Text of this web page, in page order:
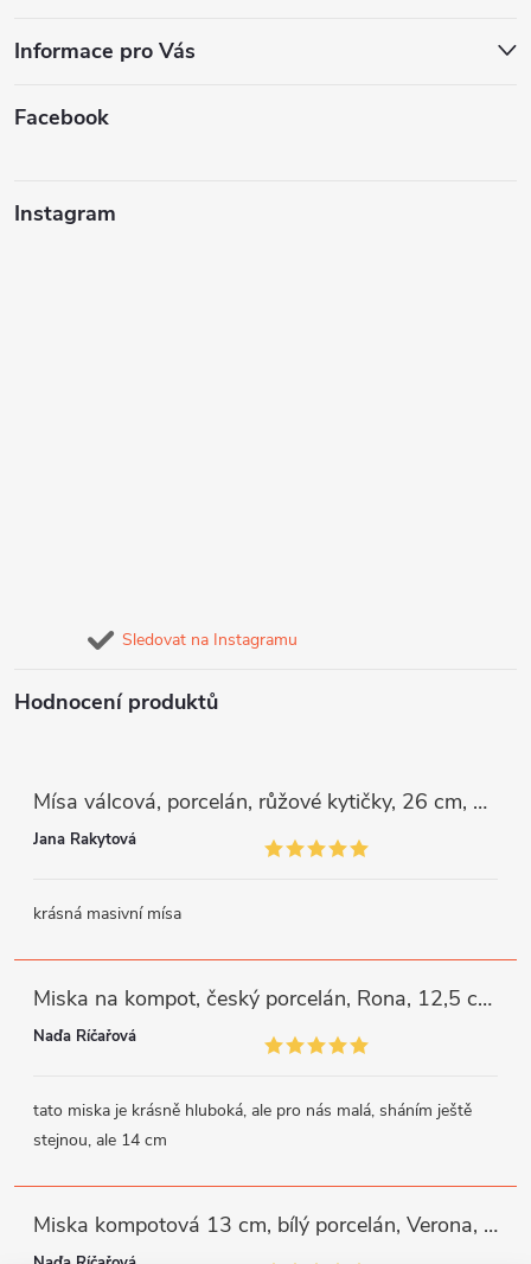
Informace pro Vás
Facebook
Instagram
Sledovat na Instagramu
Hodnocení produktů
Mísa válcová, porcelán, růžové kytičky, 26 cm, G. Benedikt
Jana Rakytová
krásná masivní mísa
Miska na kompot, český porcelán, Rona, 12,5 cm, bílý, G. Benedikt
Naďa Říčařová
tato miska je krásně hluboká, ale pro nás malá, sháním ještě
stejnou, ale 14 cm
Miska kompotová 13 cm, bílý porcelán, Verona, G. Benedikt